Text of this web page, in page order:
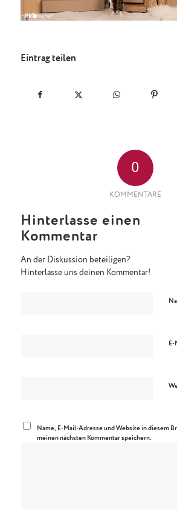
Eintrag teilen
0
KOMMENTARE
Hinterlasse einen
Kommentar
An der Diskussion beteiligen?
Hinterlasse uns deinen Kommentar!
E-
Name, E-Mail-Adresse und Website in diesem
meinen nächsten Kommentar speichern.